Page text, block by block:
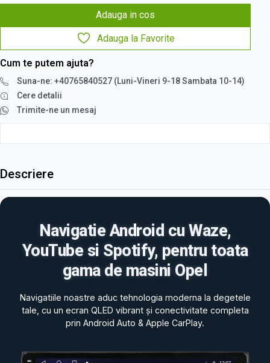
Adauga in cos
Adauga la Favorite
Cum te putem ajuta?
Suna-ne: +40765840527 (Luni-Vineri 9-18 Sambata 10-14)
Cere detalii
Trimite-ne un mesaj
Descriere
Navigatie Android cu Waze,
YouTube si Spotify, pentru toata
gama de masini Opel
Navigatiile noastre aduc tehnologia moderna la degetele
tale, cu un ecran QLED vibrant și conectivitate completa
prin Android Auto & Apple CarPlay.